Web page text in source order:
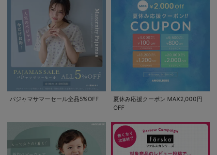
パジャマサマーセール全品5%OFF
夏休み応援クーポン MAX2,000円
OFF